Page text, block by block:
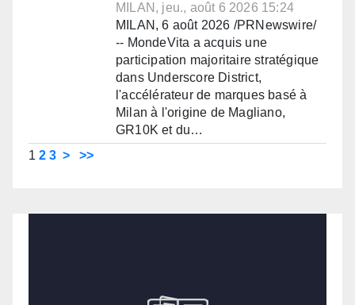
MILAN, jeu., août 6 2026 15:24
MILAN, 6 août 2026 /PRNewswire/
-- MondeVita a acquis une
participation majoritaire stratégique
dans Underscore District,
l'accélérateur de marques basé à
Milan à l'origine de Magliano,
GR10K et du…
1 2 3 > >>